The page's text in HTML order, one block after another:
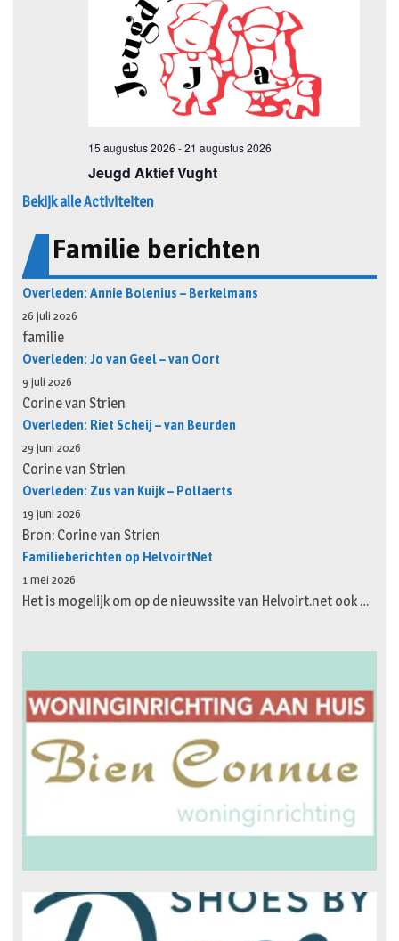
Bekijk alle Activiteiten
Familie berichten
Overleden: Annie Bolenius – Berkelmans
26 juli 2026
familie
Overleden: Jo van Geel – van Oort
9 juli 2026
Corine van Strien
Overleden: Riet Scheij – van Beurden
29 juni 2026
Corine van Strien
Overleden: Zus van Kuijk – Pollaerts
19 juni 2026
Bron: Corine van Strien
Familieberichten op HelvoirtNet
1 mei 2026
Het is mogelijk om op de nieuwssite van Helvoirt.net ook …